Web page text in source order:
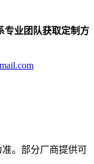
专业团队获取定制方
。部分厂商提供可